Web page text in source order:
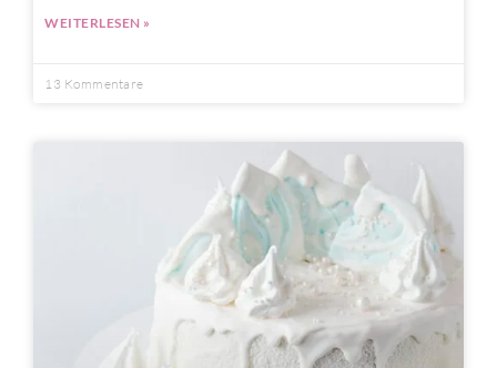
WEITERLESEN »
13 Kommentare